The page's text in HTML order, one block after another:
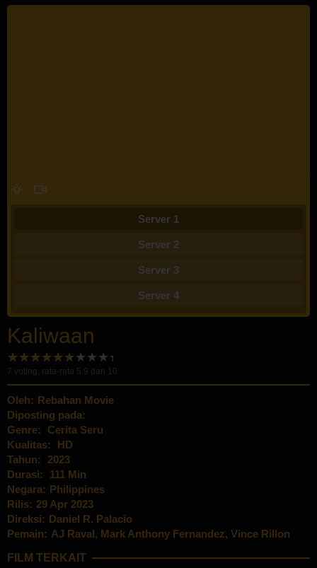
Server 1
Server 2
Server 3
Server 4
Kaliwaan
7 voting, rata-rata 5.9 dari 10
Oleh: Rebahan Movie
Diposting pada:
Genre:
Cerita Seru
Kualitas:
HD
Tahun:
2023
Durasi:
111 Min
Negara: Philippines
Rilis: 29 Apr 2023
Direksi: Daniel R. Palacio
Pemain: AJ Raval, Mark Anthony Fernandez, Vince Rillon
FILM TERKAIT